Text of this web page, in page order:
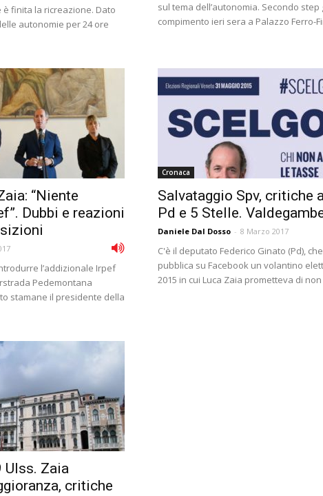
è finita la ricreazione. Dato
autonomie per 24 ore
sul tema dell’autonomia. Secondo step
compimento ieri sera a Palazzo Ferro-
“Niente
Dubbi e reazioni
l’addizionale Irpef
Pedemontana
stamane il presidente della
Cronaca
Salvataggio Spv, critiche
Pd e 5 Stelle.
Daniele Dal Dosso - 8 Marzo 2017
C'è il deputato Federico Ginato (Pd),
pubblica su Facebook un volantino
2015 in cui Luca Zaia prometteva di non
Ulss. Zaia
critiche